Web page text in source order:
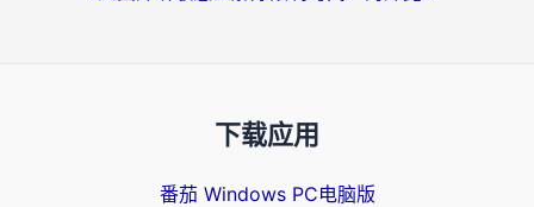
下载应用
番茄 Windows PC电脑版